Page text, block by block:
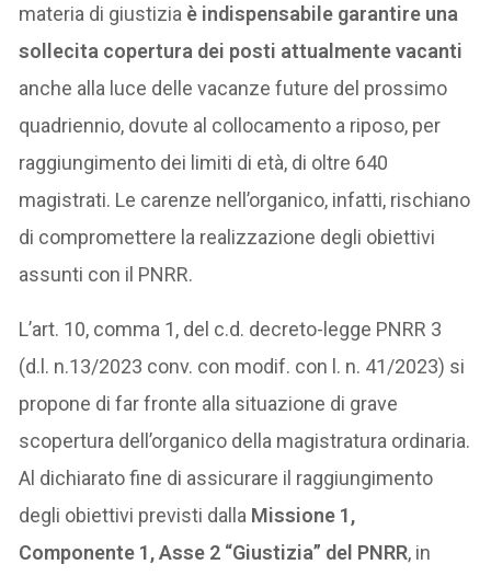
materia di giustizia è indispensabile garantire una
sollecita copertura dei posti attualmente vacanti
anche alla luce delle vacanze future del prossimo
quadriennio, dovute al collocamento a riposo, per
raggiungimento dei limiti di età, di oltre 640
magistrati. Le carenze nell’organico, infatti, rischiano
di compromettere la realizzazione degli obiettivi
assunti con il PNRR.
L’art. 10, comma 1, del c.d. decreto-legge PNRR 3
(d.l. n.13/2023 conv. con modif. con l. n. 41/2023) si
propone di far fronte alla situazione di grave
scopertura dell’organico della magistratura ordinaria.
Al dichiarato fine di assicurare il raggiungimento
degli obiettivi previsti dalla Missione 1,
Componente 1, Asse 2 “Giustizia” del PNRR, in